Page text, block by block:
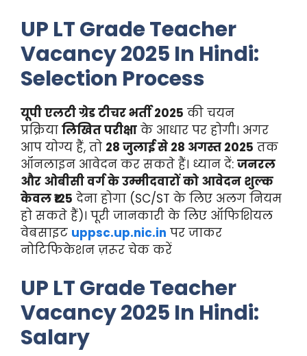
UP LT Grade Teacher
Vacancy 2025 In Hindi:
Selection Process
यूपी एलटी ग्रेड टीचर भर्ती 2025 की चयन
प्रक्रिया लिखित परीक्षा के आधार पर होगी। अगर
आप योग्य हैं, तो 28 जुलाई से 28 अगस्त 2025 तक
ऑनलाइन आवेदन कर सकते हैं। ध्यान दें: जनरल
और ओबीसी वर्ग के उम्मीदवारों को आवेदन शुल्क
केवल ₹125 देना होगा (SC/ST के लिए अलग नियम
हो सकते हैं)। पूरी जानकारी के लिए ऑफिशियल
वेबसाइट uppsc.up.nic.in पर जाकर
नोटिफिकेशन ज़रूर चेक करें
UP LT Grade Teacher
Vacancy 2025 In Hindi:
Salary